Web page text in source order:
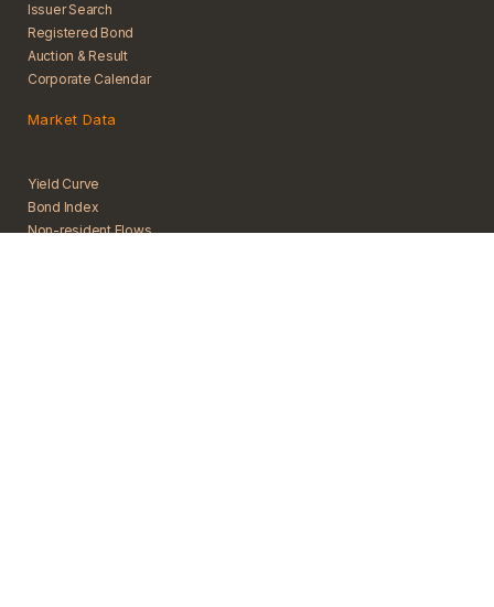
Issuer Search
Registered Bond
Auction & Result
Corporate Calendar
Market Data
Yield Curve
Bond Index
Non-resident Flows